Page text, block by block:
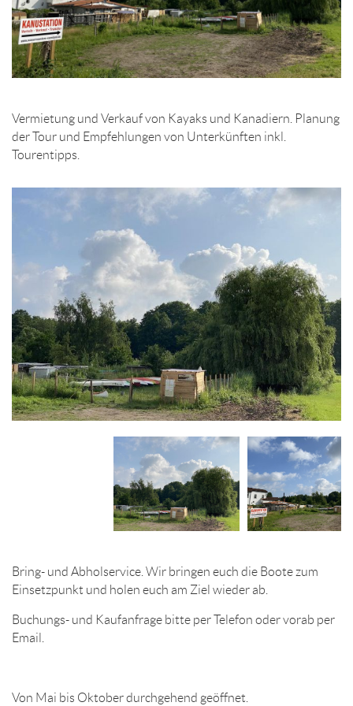
Vermietung und Verkauf von Kayaks und Kanadiern. Planung
der Tour und Empfehlungen von Unterkünften inkl.
Tourentipps.
Bring- und Abholservice. Wir bringen euch die Boote zum
Einsetzpunkt und holen euch am Ziel wieder ab.
Buchungs- und Kaufanfrage bitte per Telefon oder vorab per
Email.
Von Mai bis Oktober durchgehend geöffnet.